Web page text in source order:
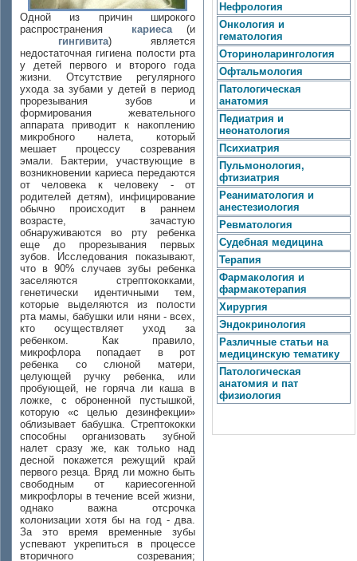
Одной из причин широкого
распространения
кариеса(и
гингивита) является
недостаточная гигиена полости рта
у детей первого и второго года
жизни. Отсутствие регулярного
ухода за зубами у детей в период
прорезывания зубов и
формирования жевательного
аппарата приводит к накоплению
микробного налета, который
мешает процессу созревания
эмали. Бактерии, участвующие в
возникновении кариеса передаются
от человека к человеку - от
родителей детям), инфицирование
обычно происходит в раннем
возрасте, зачастую
обнаруживаются во рту ребенка
еще до прорезывания первых
зубов. Исследования показывают,
что в 90% случаев зубы ребенка
заселяются стрептококками,
генетически идентичными тем,
которые выделяются из полости
рта мамы, бабушки или няни - всех,
кто осуществляет уход за
ребенком. Как правило,
микрофлора попадает в рот
ребенка со слюной матери,
целующей ручку ребенка, или
пробующей, не горяча ли каша в
ложке, с оброненной пустышкой,
которую «с целью дезинфекции»
облизывает бабушка. Стрептококки
способны организовать зубной
налет сразу же, как только над
десной покажется режущий край
первого резца. Вряд ли можно быть
свободным от кариесогенной
микрофлоры в течение всей жизни,
однако важна отсрочка
колонизации хотя бы на год - два.
За это время временные зубы
успевают укрепиться в процессе
вторичного созревания;
Нефрология
Онкология и
гематология
Оториноларингология
Офтальмология
Патологическая
анатомия
Педиатрия и
неонатология
Психиатрия
Пульмонология,
фтизиатрия
Реаниматология и
анестезиология
Ревматология
Судебная медицина
Терапия
Фармакология и
фармакотерапия
Хирургия
Эндокринология
Различные статьи на
медицинскую тематику
Патологическая
анатомия и пат
физиология